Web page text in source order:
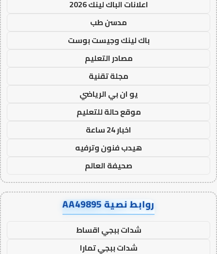
اعلانات الباك لينك 2026
مدسن طب
باك لينك وجيست بوست
مصادر التعليم
مجلة تقنية
يو ان بي الرياضي
موقع حالة للتعليم
اخبار 24 ساعة
هيدب فنون وترفيه
صحيفة العالم
روابط نصية AA49895
شدات ببجي اقساط
شدات ببجي تمارا